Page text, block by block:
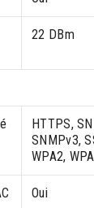
22 DBm
HTTPS,
SNMPv3,
WPA2,
Oui